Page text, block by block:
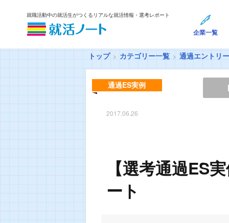
就職活動中の就活生がつくるリアルな就活情報・選考レポート
企業一覧
トップ カテゴリー一覧 通過エントリ
通過ES実例
2017.06.26
【選考通過ES
ート